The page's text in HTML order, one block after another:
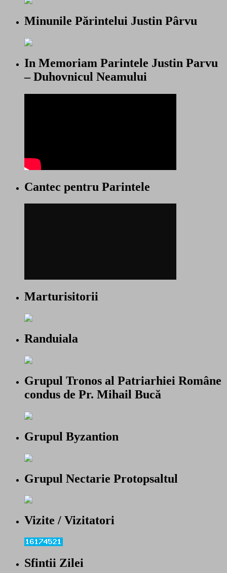
Minunile Părintelui Justin Pârvu
In Memoriam Parintele Justin Parvu
– Duhovnicul Neamului
Cantec pentru Parintele
Marturisitorii
Randuiala
Grupul Tronos al Patriarhiei Române
condus de Pr. Mihail Bucă
Grupul Byzantion
Grupul Nectarie Protopsaltul
Vizite / Vizitatori
Sfintii Zilei